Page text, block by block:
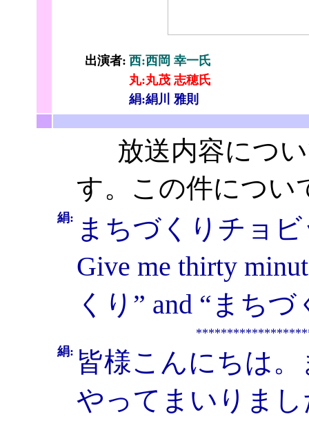
出演者: 西:西岡 幸一氏
丸:丸茂 志穂氏
絹:絹川 雅則
放送内容につい
す。この件につい
絹: まちづくりチョ
Give me thirty
くり” and “まち
絹: 皆様こんにちは
やってまいりま